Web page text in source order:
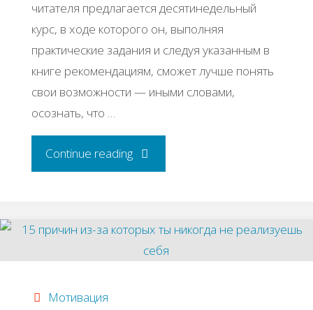
читателя предлагается десятинедельный
курс, в ходе которого он, выполняя
практические задания и следуя указанным в
книге рекомендациям, сможет лучше понять
свои возможности — иными словами,
осознать, что …
Continue reading"5
книг
по
Мотивация